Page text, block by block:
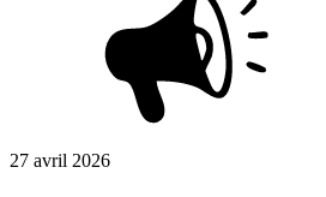
27 avril 2026